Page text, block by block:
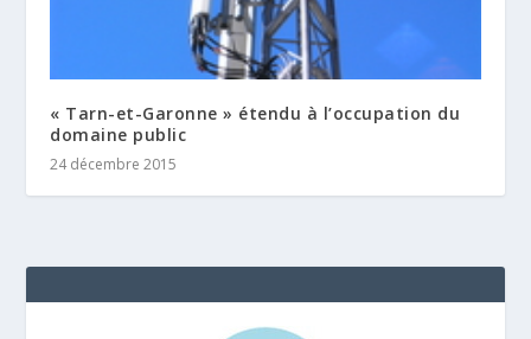
« Tarn-et-Garonne » étendu à l’occupation du
domaine public
24 décembre 2015